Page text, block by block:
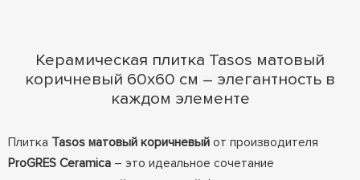
Керамическая плитка Tasos матовый
коричневый 60x60 см – элегантность в
каждом элементе
Плитка Tasos матовый коричневыйот производителя
ProGRES Ceramica– это идеальное сочетание